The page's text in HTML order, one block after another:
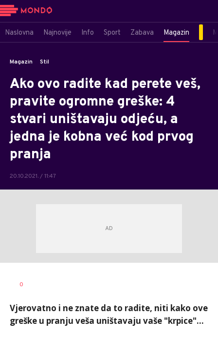
Naslovna Najnovije Info Sport Zabava Magazin
Magazin Stil
Ako ovo radite kad perete veš,
pravite ogromne greške: 4
stvari uništavaju odjeću, a
jedna je kobna već kod prvog
pranja
20.10.2021. / 11:47
AUTOR
0
Vjerovatno i ne znate da to radite, niti kako ove
greške u pranju veša uništavaju vaše "krpice"...